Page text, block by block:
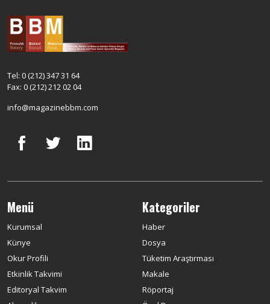
Tel: 0 (212) 347 31 64
Fax: 0 (212) 212 02 04
info@magazinebbm.com
Menü
Kurumsal
Künye
Okur Profili
Etkinlik Takvimi
Editoryal Takvim
Kategoriler
Haber
Dosya
Tüketim Araştırması
Makale
Röportaj